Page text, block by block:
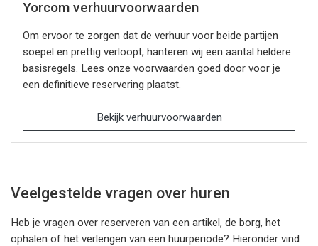
Yorcom verhuurvoorwaarden
Om ervoor te zorgen dat de verhuur voor beide partijen
soepel en prettig verloopt, hanteren wij een aantal heldere
basisregels. Lees onze voorwaarden goed door voor je
een definitieve reservering plaatst.
Bekijk verhuurvoorwaarden
Veelgestelde vragen over huren
Heb je vragen over reserveren van een artikel, de borg, het
ophalen of het verlengen van een huurperiode? Hieronder vind